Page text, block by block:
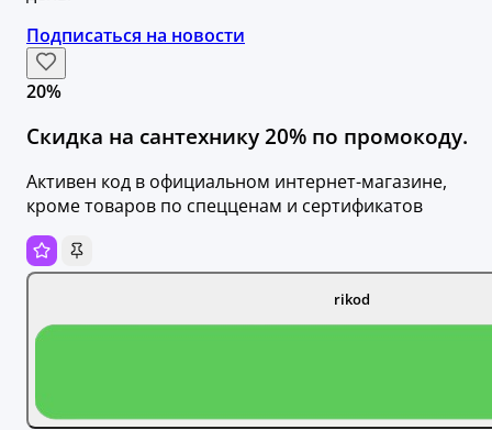
Подписаться на новости
20%
Скидка на сантехнику 20% по промокоду.
Активен код в официальном интернет-магазине,
кроме товаров по спецценам и сертификатов
rikod